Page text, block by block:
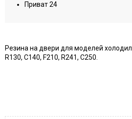
Приват 24
Резина на двери для моделей
R130, C140, F210, R241, C250.